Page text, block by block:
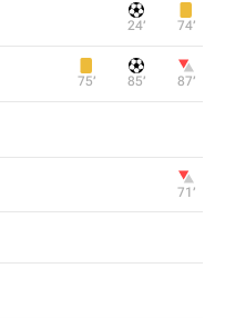
24‎’‎ 74‎’‎
75‎’‎ 85‎’‎ 87‎’‎
71‎’‎